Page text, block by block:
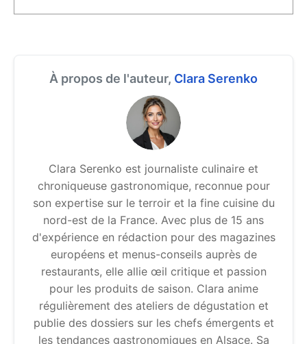
À propos de l'auteur, Clara Serenko
Clara Serenko est journaliste culinaire et
chroniqueuse gastronomique, reconnue pour
son expertise sur le terroir et la fine cuisine du
nord-est de la France. Avec plus de 15 ans
d'expérience en rédaction pour des magazines
européens et menus-conseils auprès de
restaurants, elle allie œil critique et passion
pour les produits de saison. Clara anime
régulièrement des ateliers de dégustation et
publie des dossiers sur les chefs émergents et
les tendances gastronomiques en Alsace. Sa